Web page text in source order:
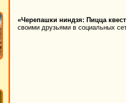
«Черепашки ниндзя: Пицца
своими друзьями в социальных